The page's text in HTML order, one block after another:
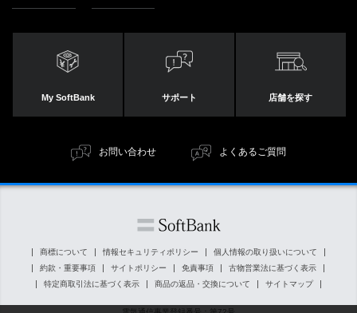
My SoftBank サポート 店舗を探す
お問い合わせ よくあるご質問
商標について 情報セキュリティポリシー
個人情報の取り扱いについて
約款・重要事項
サイトポリシー 免責事項
古物営業法に基づく表示
特定商取引法に基づく表示
商品の返品・交換について サイトマップ